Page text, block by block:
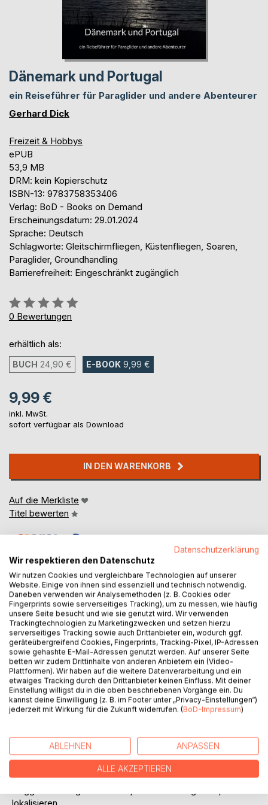
Dänemark und Portugal
ein Reiseführer für Paraglider und andere Abenteurer
Gerhard Dick
Freizeit & Hobbys
ePUB
53,9 MB
DRM: kein Kopierschutz
ISBN-13: 9783758353406
Verlag: BoD - Books on Demand
Erscheinungsdatum: 29.01.2024
Sprache: Deutsch
Schlagworte: Gleitschirmfliegen, Küstenfliegen, Soaren,
Paraglider, Groundhandling
Barrierefreiheit: Eingeschränkt zugänglich
Bewertung::
0%
0 Bewertungen
erhältlich als:
BUCH 24,90 € E-BOOK 9,99 €
9,99 €
inkl. MwSt.
sofort verfügbar als Download
IN DEN WARENKORB
Auf die Merkliste
Titel bewerten
BESCHREIBUNG
Ein Buch, das weit mehr ist als ein Reiseführer.
Dieses Buch geht ausführlich auf die Grundlagen des
Gleitschirmfliegens in Küstenregionen ein.
Es bietet eine detaillierte und umfangreiche Sammlung von
Besonderheiten und Risikobetrachtungen, ergänzt durch
wertvolle Tipps für ein sicherheitsbewusstes Fliegen
Eindruck von den spektakulären Flugspots in beiden
Ländern.
Über QR-Codes sind Kurzvideos abrufbar, welche die
Datenschutzerklärung
Wir respektieren den Datenschutz
Wir nutzen Cookies und vergleichbare Technologien auf unserer
Website. Einige von ihnen sind essenziell und technisch notwendig.
Daneben verwenden wir Analysemethoden (z. B. Cookies oder
Fingerprints sowie serverseitiges Tracking), um zu messen, wie häufig
unsere Seite besucht und wie sie genutzt wird. Wir verwenden
Trackingtechnologien zu Marketingzwecken und setzen hierzu
serverseitiges Tracking sowie auch Drittanbieter ein, wodurch ggf.
geräteübergreifend Cookies, Fingerprints, Tracking-Pixel, IP-Adressen
sowie gehashte E-Mail-Adressen genutzt werden. Auf unserer Seite
betten wir zudem Drittinhalte von anderen Anbietern ein (Video-
Plattformen). Wir haben auf die weitere Datenverarbeitung und ein
etwaiges Tracking durch den Drittanbieter keinen Einfluss. Mit deiner
Einstellung willigst du in die oben beschriebenen Vorgänge ein. Du
kannst deine Einwilligung (z. B. im Footer unter „Privacy-Einstellungen“)
jederzeit mit Wirkung für die Zukunft widerrufen. (BoD-Impressum)
ABLEHNEN ANPASSEN
ALLE AKZEPTIEREN